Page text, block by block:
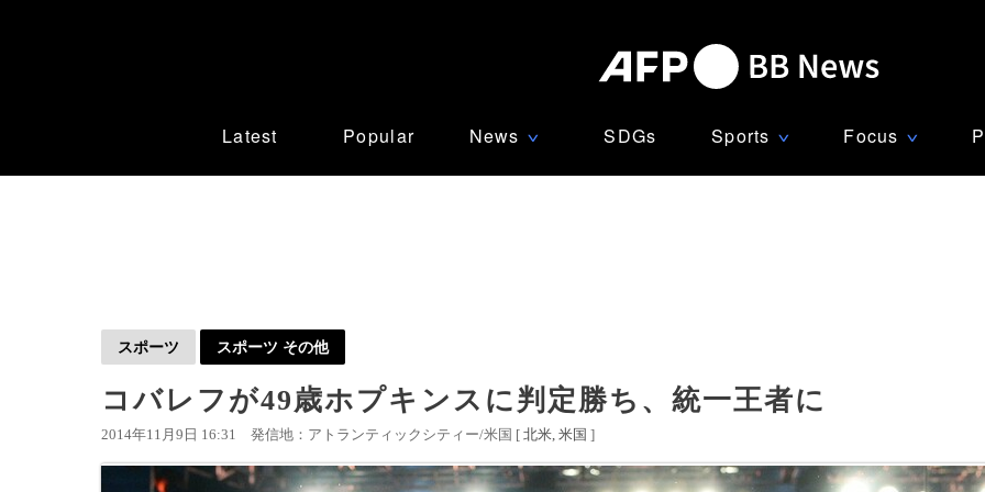
Latest Popular News ∨ SDGs Sports ∨ Focus ∨
スポーツ スポーツ その他
コバレフが49歳ホプキンスに判定勝ち、統一王者に
2014年11月9日 16:31 発信地：アトランティックシティー/米国 [ 北米 米国 ]